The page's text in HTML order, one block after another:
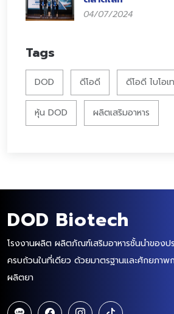
04/07/2024
Tags
DOD ดีโอดี ดีโอดี ไบโอเ
หุ้น DOD ผลิตเสริมอาหาร
DOD Biotech
โรงงานผลิต ผลิตภัณฑ์เสริมอาหารชั้นนำของปร
ครบถ้วนในที่เดียว ด้วยมาตรฐานและศักยภาพ
ผลิตยา